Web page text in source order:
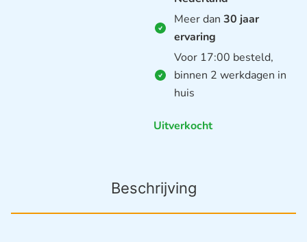
Meer dan 30 jaar
ervaring
Voor 17:00 besteld,
binnen 2 werkdagen in
huis
Uitverkocht
Beschrijving